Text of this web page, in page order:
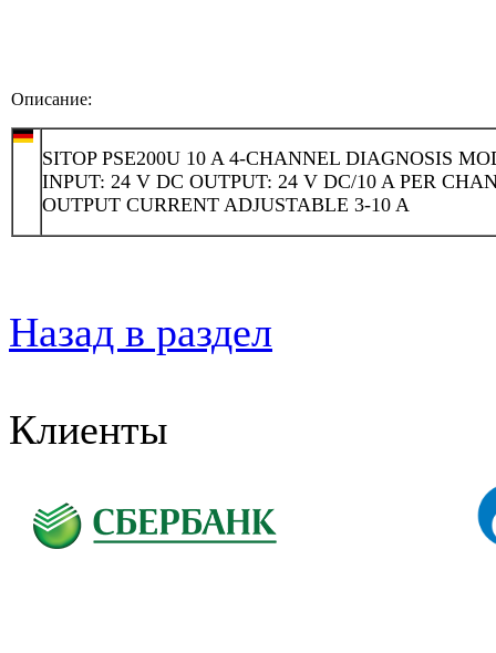
Описание:
SITOP PSE200U 10 A 4-CHANNEL DIAGNOSIS
INPUT: 24 V DC OUTPUT: 24 V DC/10 A PER
OUTPUT CURRENT ADJUSTABLE 3-10 A
Назад в раздел
Клиенты